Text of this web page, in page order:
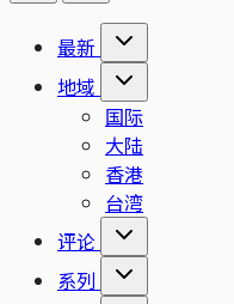
最新
地域
国际
大陆
香港
台湾
评论
系列